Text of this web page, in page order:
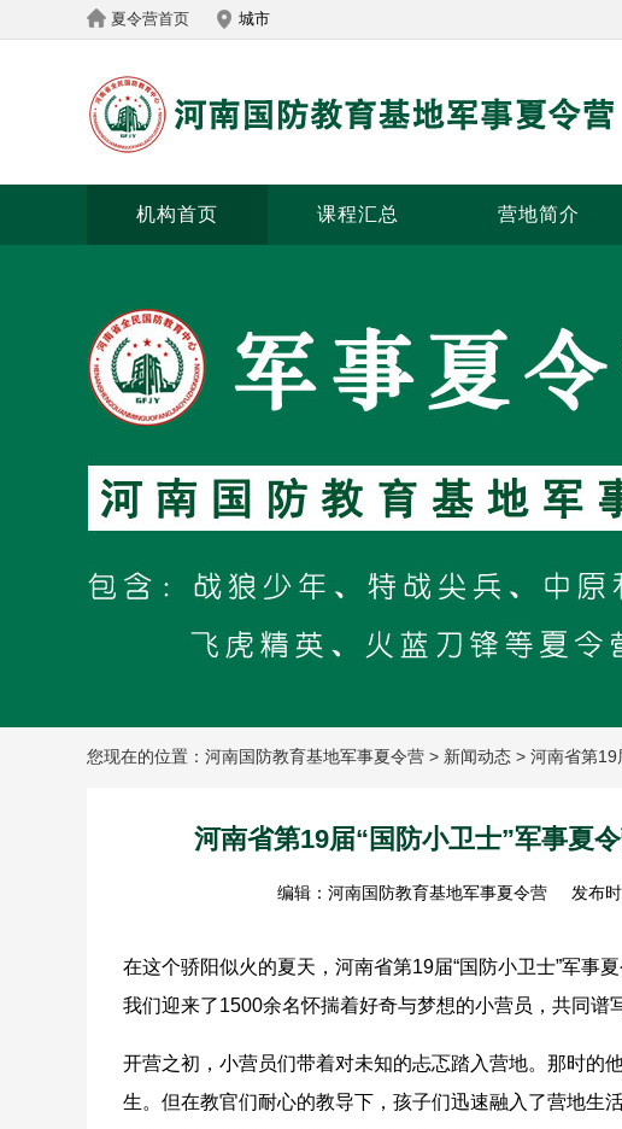
夏令营首页 城市
机构首页 课程汇总 营地简介
您现在的位置： 河南国防教育基地军事夏令营 > 新闻动态 > 河南省第19
河南省第19届“国防小卫士”军事夏
编辑：河南国防教育基地军事夏令营 发布
在这个骄阳似火的夏天，河南省第19届“国防小卫士”军事
我们迎来了1500余名怀揣着好奇与梦想的小营员，共同谱
开营之初，小营员们带着对未知的忐忑踏入营地。那时的
生。但在教官们耐心的教导下，孩子们迅速融入了营地生